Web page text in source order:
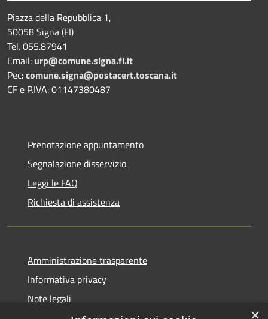
Piazza della Repubblica 1,
50058 Signa (FI)
Tel. 055.87941
Email: urp@comune.signa.fi.it
Pec:comune.signa@postacert.toscana.it
CF e P.IVA: 01147380487
Prenotazione appuntamento
Segnalazione disservizio
Leggi le FAQ
Richiesta di assistenza
Amministrazione trasparente
Informativa privacy
Note legali
×